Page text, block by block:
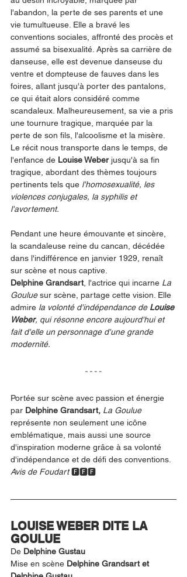
l'abandon, la perte de ses parents et une
vie tumultueuse. Elle a bravé les
conventions sociales, affronté des procès et
assumé sa bisexualité. Après sa carrière de
danseuse, elle est devenue danseuse du
ventre et dompteuse de fauves dans les
foires, allant jusqu'à porter des pantalons,
ce qui était alors considéré comme
scandaleux. Malheureusement, sa vie a pris
une tournure tragique, marquée par la
perte de son fils, l'alcoolisme et la misère.
Le récit nous transporte dans le temps, de
l'enfance de Louise Weber jusqu'à sa fin
tragique, abordant des thèmes toujours
pertinents tels que l'homosexualité, les
violences conjugales, la syphilis et
l'avortement.
Pendant une heure émouvante et sincère,
la scandaleuse reine du cancan, décédée
dans l'indifférence en janvier 1929, renaît
sur scène et nous captive.
Delphine Grandsart, l'actrice qui incarne La
Goulue sur scène, partage cette vision. Elle
admire la volonté d'indépendance de Louise
Weber, qui résonne encore aujourd'hui et
fait d'elle un personnage d'une grande
modernité.
Portée sur scène avec passion et énergie
par Delphine Grandsart, La Goulue
représente non seulement une icône
emblématique, mais aussi une source
d'inspiration moderne grâce à sa volonté
d'indépendance et de défi des conventions.
Avis de Foudart 🅵🅵🅵
LOUISE WEBER DITE LA
GOULUE
De Delphine Gustau
Mise en scène Delphine Grandsart et